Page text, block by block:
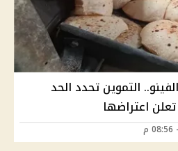
التموين تحدد الحد
اعتراضها